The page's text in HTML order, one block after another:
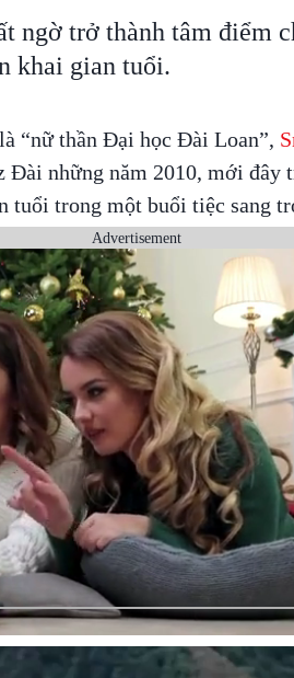
ngờ trở thành tâm điểm
khai gian tuổi.
“nữ thần Đại học Đài Loan”,
Đài những năm 2010, mới đây
tuổi trong một buổi tiệc sang
Advertisement